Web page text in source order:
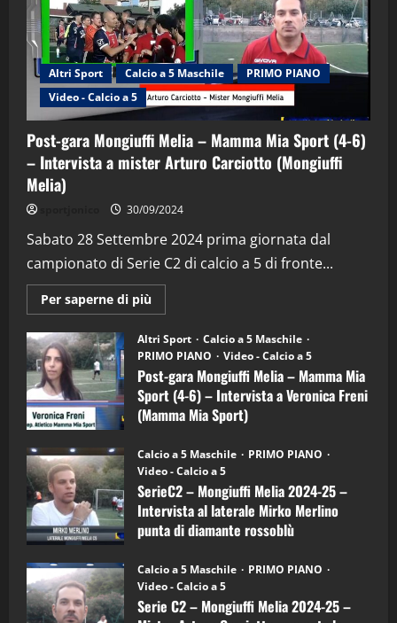
Altri Sport Calcio a 5 Maschile
PRIMO PIANO
Video - Calcio a 5
Post-gara Mongiuffi Melia – Mamma Mia Sport (4-6)
– Intervista a mister Arturo Carciotto (Mongiuffi
Melia)
30/09/2024
Sabato 28 Settembre 2024 prima giornata dal
campionato di Serie C2 di calcio a 5 di fronte...
Per saperne di più
informazioni
Post-
gara
Mongiuffi
Melia
–
Mamma
Mia
Sport
6)
–
Intervista
a
mister
Arturo
Carciotto
(Mongiuffi
Altri Sport
Calcio a 5 Maschile
PRIMO PIANO
Video - Calcio a 5
Post-gara Mongiuffi Melia – Mamma Mia
Sport (4-6) – Intervista a Veronica Freni
(Mamma Mia Sport)
Calcio a 5 Maschile
PRIMO PIANO
Video - Calcio a 5
SerieC2 – Mongiuffi Melia 2024-25 –
Intervista al laterale Mirko Merlino
punta di diamante rossoblù
Calcio a 5 Maschile
PRIMO PIANO
Video - Calcio a 5
Serie C2 – Mongiuffi Melia 2024-25 –
2
“SportEmpire” in Podcast: 29^ Puntata
(Martedi 28 Aprile 2026)
28/04/2026
3
"SportEmpire" in Podcast
“SportEmpire” in Podcast: 28^ Puntata
(Martedi 21 Aprile 2026)
21/04/2026
4
“SportEmpire” in Podcast: 27^ Puntata
(Martedi 14 Aprile 2026)
15/04/2026
5
“SportEmpire” in Podcast: 26^ Puntata
(Martedi 07 Aprile 2026)
08/04/2026